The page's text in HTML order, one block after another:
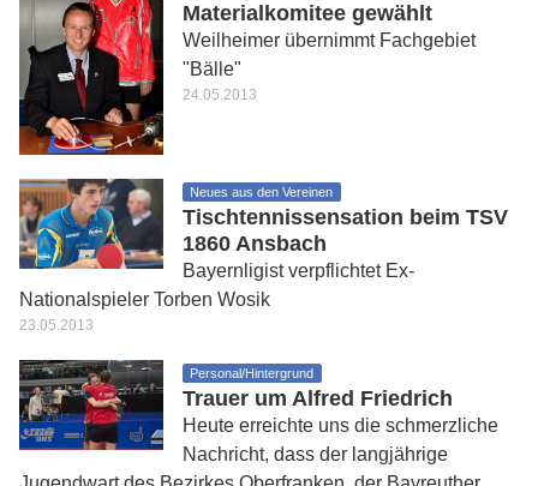
Materialkomitee gewählt
Weilheimer übernimmt Fachgebiet
"Bälle"
24.05.2013
Neues aus den Vereinen
Tischtennissensation beim TSV
1860 Ansbach
Bayernligist verpflichtet Ex-
Nationalspieler Torben Wosik
23.05.2013
Personal/Hintergrund
Trauer um Alfred Friedrich
Heute erreichte uns die schmerzliche
Nachricht, dass der langjährige